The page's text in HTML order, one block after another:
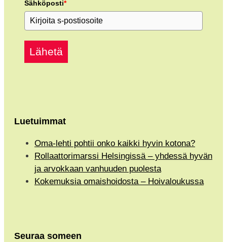
Sähköposti*
Lähetä
Luetuimmat
Oma-lehti pohtii onko kaikki hyvin kotona?
Rollaattorimarssi Helsingissä – yhdessä hyvän
ja arvokkaan vanhuuden puolesta
Kokemuksia omaishoidosta – Hoivaloukussa
Seuraa someen